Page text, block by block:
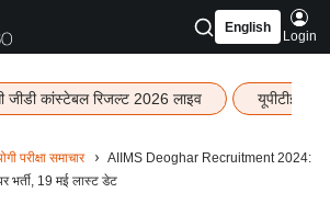
English
Login
जीडी कांस्टेबल रिजल्ट 2026 लाइव यूपीटीईटी
परीक्षा समाचार
AIIMS Deoghar Recruitment 2024:
भर्ती, 19 मई लास्ट डेट